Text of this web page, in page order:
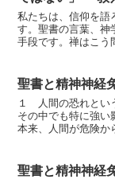
私たちは、信仰を語
す。聖書の言葉、
手段です。禅はこう
う真実ではない」
聖書と精神神経
１ 人間の恐れとい
その中でも特に強い
本来、人間が危険か
然の危険に直面し
聖書と精神神経